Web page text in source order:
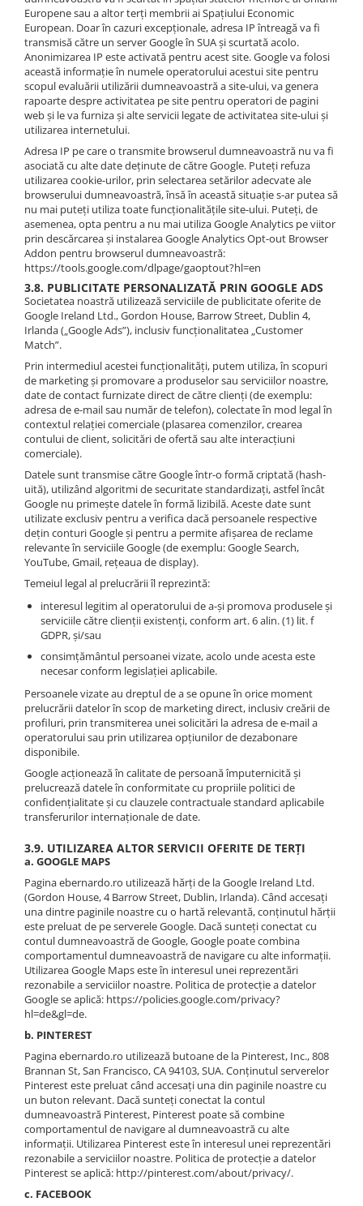
Europene sau a altor terți membrii ai Spațiului Economic
European. Doar în cazuri excepționale, adresa IP întreagă va fi
transmisă către un server Google în SUA și scurtată acolo.
Anonimizarea IP este activată pentru acest site. Google va folosi
această informație în numele operatorului acestui site pentru
scopul evaluării utilizării dumneavoastră a site-ului, va genera
rapoarte despre activitatea pe site pentru operatori de pagini
web și le va furniza și alte servicii legate de activitatea site-ului și
utilizarea internetului.
Adresa IP pe care o transmite browserul dumneavoastră nu va fi
asociată cu alte date deținute de către Google. Puteți refuza
utilizarea cookie-urilor, prin selectarea setărilor adecvate ale
browserului dumneavoastră, însă în această situație s-ar putea să
nu mai puteți utiliza toate funcționalitățile site-ului. Puteți, de
asemenea, opta pentru a nu mai utiliza Google Analytics pe viitor
prin descărcarea și instalarea Google Analytics Opt-out Browser
Addon pentru browserul dumneavoastră:
https://tools.google.com/dlpage/gaoptout?hl=en
3.8. PUBLICITATE PERSONALIZATĂ PRIN GOOGLE ADS
Societatea noastră utilizează serviciile de publicitate oferite de
Google Ireland Ltd., Gordon House, Barrow Street, Dublin 4,
Irlanda („Google Ads”), inclusiv funcționalitatea „Customer
Match”.
Prin intermediul acestei funcționalități, putem utiliza, în scopuri
de marketing și promovare a produselor sau serviciilor noastre,
date de contact furnizate direct de către clienți (de exemplu:
adresa de e-mail sau număr de telefon), colectate în mod legal în
contextul relației comerciale (plasarea comenzilor, crearea
contului de client, solicitări de ofertă sau alte interacțiuni
comerciale).
Datele sunt transmise către Google într-o formă criptată (hash-
uită), utilizând algoritmi de securitate standardizați, astfel încât
Google nu primește datele în formă lizibilă. Aceste date sunt
utilizate exclusiv pentru a verifica dacă persoanele respective
dețin conturi Google și pentru a permite afișarea de reclame
relevante în serviciile Google (de exemplu: Google Search,
YouTube, Gmail, rețeaua de display).
Temeiul legal al prelucrării îl reprezintă:
interesul legitim al operatorului de a-și promova produsele și
serviciile către clienții existenți, conform art. 6 alin. (1) lit. f
GDPR, și/sau
consimțământul persoanei vizate, acolo unde acesta este
necesar conform legislației aplicabile.
Persoanele vizate au dreptul de a se opune în orice moment
prelucrării datelor în scop de marketing direct, inclusiv creării de
profiluri, prin transmiterea unei solicitări la adresa de e-mail a
operatorului sau prin utilizarea opțiunilor de dezabonare
disponibile.
Google acționează în calitate de persoană împuternicită și
prelucrează datele în conformitate cu propriile politici de
confidențialitate și cu clauzele contractuale standard aplicabile
transferurilor internaționale de date.
3.9. UTILIZAREA ALTOR SERVICII OFERITE DE TERȚI
a. GOOGLE MAPS
Pagina ebernardo.ro utilizează hărți de la Google Ireland Ltd.
(Gordon House, 4 Barrow Street, Dublin, Irlanda). Când accesați
una dintre paginile noastre cu o hartă relevantă, conținutul hărții
este preluat de pe serverele Google. Dacă sunteți conectat cu
contul dumneavoastră de Google, Google poate combina
comportamentul dumneavoastră de navigare cu alte informații.
Utilizarea Google Maps este în interesul unei reprezentări
rezonabile a serviciilor noastre. Politica de protecție a datelor
Google se aplică: https://policies.google.com/privacy?
hl=de&gl=de.
b. PINTEREST
Pagina ebernardo.ro utilizează butoane de la Pinterest, Inc., 808
Brannan St, San Francisco, CA 94103, SUA. Conținutul serverelor
Pinterest este preluat când accesați una din paginile noastre cu
un buton relevant. Dacă sunteți conectat la contul
dumneavoastră Pinterest, Pinterest poate să combine
comportamentul de navigare al dumneavoastră cu alte
informații. Utilizarea Pinterest este în interesul unei reprezentări
rezonabile a serviciilor noastre. Politica de protecție a datelor
Pinterest se aplică: http://pinterest.com/about/privacy/.
c. FACEBOOK